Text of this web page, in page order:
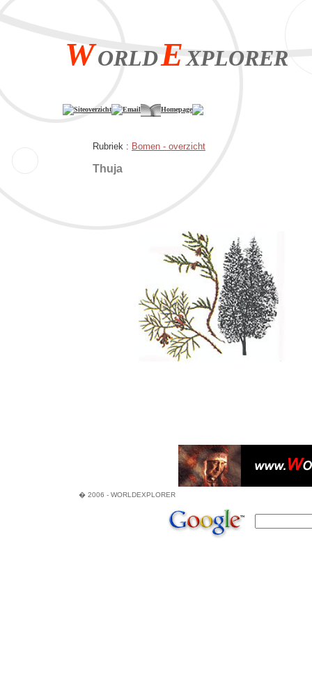
WORLDEXPLORER
Siteoverzicht Email Homepage
Rubriek : Bomen - overzicht
Thuja
� 2006 - WORLDEXPLORER